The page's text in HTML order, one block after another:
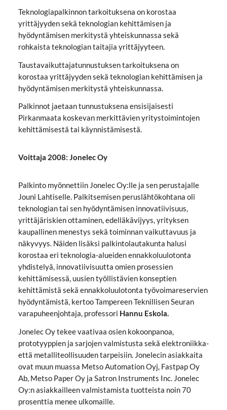
Teknologiapalkinnon tarkoituksena on korostaa
yrittäjyyden sekä teknologian kehittämisen ja
hyödyntämisen merkitystä yhteiskunnassa sekä
rohkaista teknologian taitajia yrittäjyyteen.
Taustavaikuttajatunnustuksen tarkoituksena on
korostaa yrittäjyyden sekä teknologian kehittämisen ja
hyödyntämisen merkitystä yhteiskunnassa.
Palkinnot jaetaan tunnustuksena ensisijaisesti
Pirkanmaata koskevan merkittävien yritystoimintojen
kehittämisestä tai käynnistämisestä.
Voittaja 2008: Jonelec Oy
Palkinto myönnettiin Jonelec Oy:lle ja sen perustajalle
Jouni Lahtiselle. Palkitsemisen peruslähtökohtana oli
teknologian tai sen hyödyntämisen innovatiivisuus,
yrittäjäriskien ottaminen, edelläkävijyys, yrityksen
kaupallinen menestys sekä toiminnan vaikuttavuus ja
näkyvyys. Näiden lisäksi palkintolautakunta halusi
korostaa eri teknologia-alueiden ennakkoluulotonta
yhdistelyä, innovatiivisuutta omien prosessien
kehittämisessä, uusien työllistävien konseptien
kehittämistä sekä ennakkoluulotonta työvoimareservien
hyödyntämistä, kertoo Tampereen Teknillisen Seuran
varapuheenjohtaja, professori Hannu Eskola.
Jonelec Oy tekee vaativaa osien kokoonpanoa,
prototyyppien ja sarjojen valmistusta sekä elektroniikka-
että metalliteollisuuden tarpeisiin. Jonelecin asiakkaita
ovat muun muassa Metso Automation Oyj, Fastpap Oy
Ab, Metso Paper Oy ja Satron Instruments Inc. Jonelec
Oy:n asiakkailleen valmistamista tuotteista noin 70
prosenttia menee ulkomaille.